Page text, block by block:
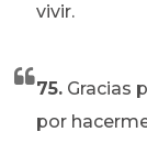
vivir.
75. Gracias
por